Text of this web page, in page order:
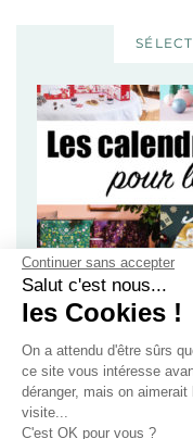
Continuer sans accepter
Salut c'est nous...
les Cookies !
On a attendu d'être sûrs
ce site vous intéresse
déranger, mais on
visite...
C'est OK pour vous ?
100 calendriers de